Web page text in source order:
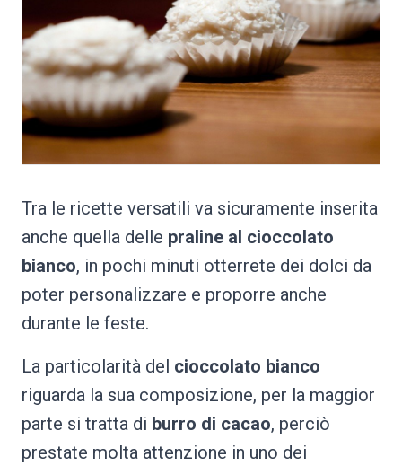
Tra le ricette versatili va sicuramente inserita
anche quella delle praline al cioccolato
bianco, in pochi minuti otterrete dei dolci da
poter personalizzare e proporre anche
durante le feste.
La particolarità del cioccolato bianco
riguarda la sua composizione, per la maggior
parte si tratta di burro di cacao, perciò
prestate molta attenzione in uno dei